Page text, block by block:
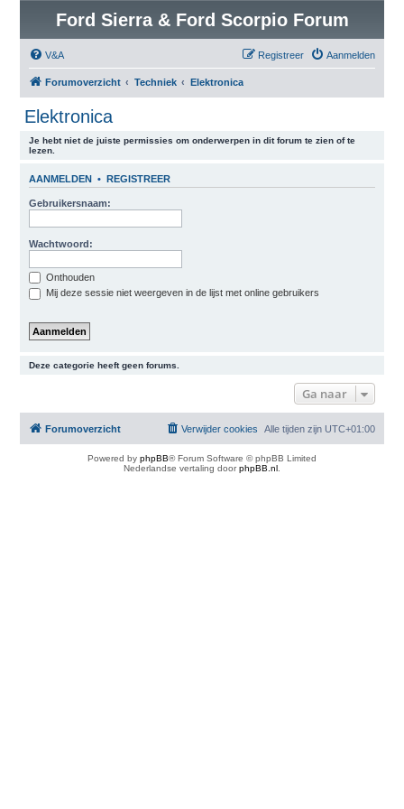
Ford Sierra & Ford Scorpio Forum
V&A Aanmelden
Registreer
Forumoverzicht Techniek Elektronica
Elektronica
Je hebt niet de juiste permissies om onderwerpen in dit forum te zien of te
lezen.
AANMELDEN • REGISTREER
Gebruikersnaam:
Wachtwoord:
Onthouden
Mij deze sessie niet weergeven in de lijst met online gebruikers
Deze categorie heeft geen forums.
Ga naar
Forumoverzicht Alle tijden zijn UTC+01:00
Verwijder cookies
Powered by phpBB® Forum Software © phpBB Limited
Nederlandse vertaling doorphpBB.nl